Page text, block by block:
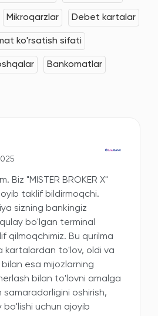
Mikroqarzlar Debet kartalar
ko'rsatish sifati
Bankomatlar
Biz "MISTER BROKER X"
taklif bildirmoqchi.
sizning bankingiz
bo'lgan terminal
qilmoqchimiz. Bu qurilma
kartalardan to'lov, oldi va
esa mijozlarning
bilan to'lovni amalga
samaradorligini oshirish,
bo'lishi uchun ajoyib